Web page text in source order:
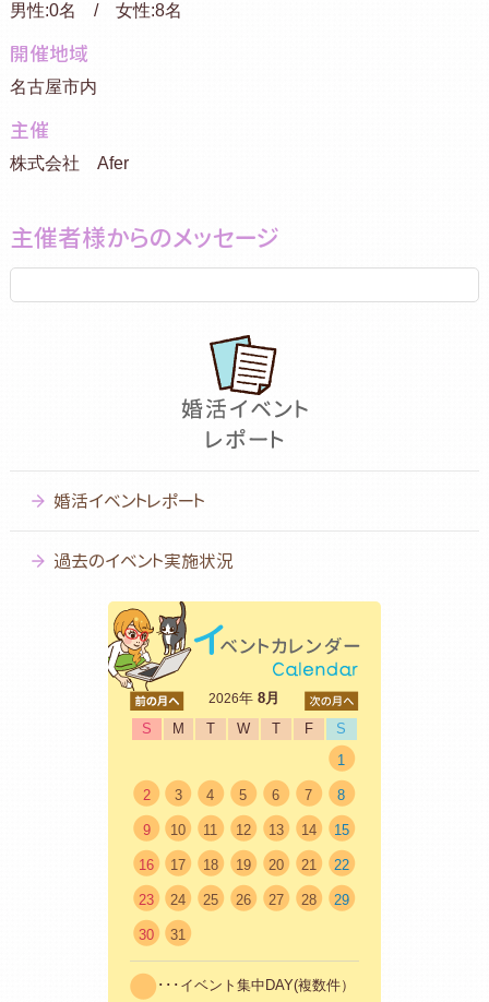
男性:0名 / 女性:8名
開催地域
名古屋市内
主催
株式会社 Afer
主催者様からのメッセージ
婚活イベントレポート
過去のイベント実施状況
2026年8月
S
M T W T F
S
1
2 3 4 5 6 7 8
9 10 11 12 13 14 15
16 17 18 19 20 21 22
23 24 25 26 27 28 29
30 31
･･･イベント集中DAY(複数件）